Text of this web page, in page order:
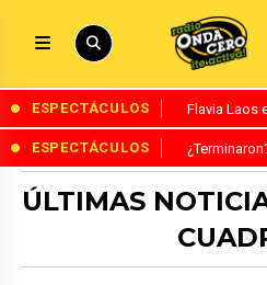
ESPECTÁCULOS Flavia Laos
ESPECTÁCULOS
ÚLTIMAS